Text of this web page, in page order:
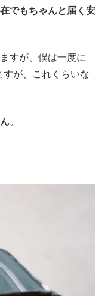
でもちゃんと届く安
すが、僕は一度に
が、これくらいな
。